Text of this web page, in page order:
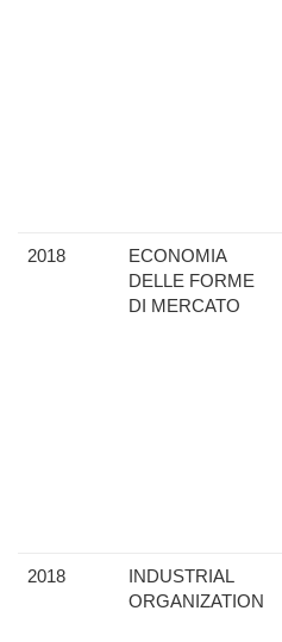
2018
ECONOMIA
DELLE FORME
DI MERCATO
2018
INDUSTRIAL
ORGANIZATION